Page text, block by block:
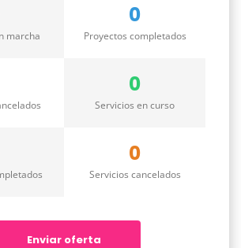
marcha
0
Proyectos completados
0
Servicios en curso
0
Servicios cancelados
Enviar oferta